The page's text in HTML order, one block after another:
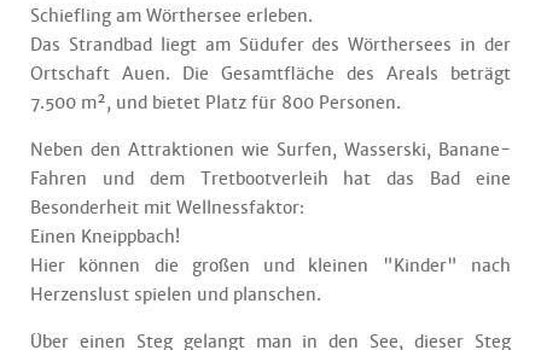
Schiefling am Wörthersee erleben.
Das Strandbad liegt am Südufer des Wörthersees in der
Ortschaft Auen. Die Gesamtfläche des Areals beträgt
7.500 m², und bietet Platz für 800 Personen.
Neben den Attraktionen wie Surfen, Wasserski, Banane-
Fahren und dem Tretbootverleih hat das Bad eine
Besonderheit mit Wellnessfaktor:
Einen Kneippbach!
Hier können die großen und kleinen "Kinder" nach
Herzenslust spielen und planschen.
Über einen Steg gelangt man in den See, dieser Steg